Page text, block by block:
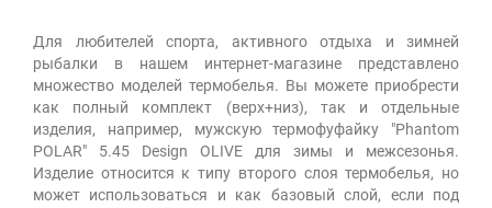
Для любителей спорта, активного отдыха и зимней
рыбалки в нашем интернет-магазине представлено
множество моделей термобелья. Вы можете приобрести
как полный комплект (верх+низ), так и отдельные
изделия, например, мужскую термофуфайку "Phantom
POLAR" 5.45 Design OLIVE для зимы и межсезонья.
Изделие относится к типу второго слоя термобелья, но
может использоваться и как базовый слой, если под